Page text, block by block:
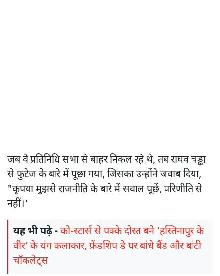
जब वे प्रतिनिधि सभा से बाहर निकल रहे थे, तब राघव चड्ढा
से फुटेज के बारे में पूछा गया, जिसका उन्होंने जवाब दिया,
"कृपया मुझसे राजनीति के बारे में सवाल पूछें, परिणीति से
नहीं।"
यह भी पढ़े -को-स्टार्स से पक्के दोस्त बने ‘हस्तिनापुर के
वीर’ के यंग कलाकार, फ्रेंडशिप डे पर बांधे बैंड और बांटी
चॉकलेट्स